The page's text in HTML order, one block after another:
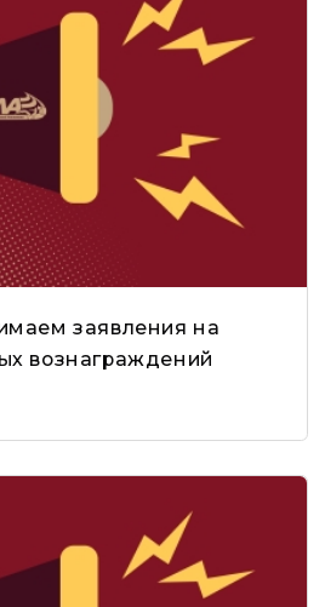
заявления на
вознаграждений